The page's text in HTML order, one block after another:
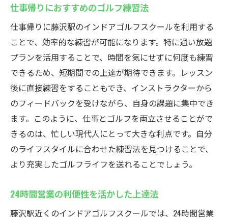
藤沢駅で体感できる新しいゴルフの楽しみ
方
ウテミルのシミュレーターを最大限活用す
る方法
藤沢駅徒歩圏内24時間営業のインドアゴルフス
クールでコスパ抜群の練習を
コストパフォーマンスに優れた通い放題プ
ラン
練習場選びで重視すべきポイント
藤沢駅近くでお得にゴルフを始める方法
月額制と通い放題プランの比較
藤沢駅周辺の他の練習場とウテミルの違い
コスパを重視したゴルフ練習の進め方
仕事帰りにおすすめのゴルフ練習法
仕事帰りに藤沢駅のインドアゴルフスクールを利用する
ことで、効率的な練習が可能になります。特に通い放題
プランを活用することで、時間を気にせずに何度も練習
できるため、短期間での上達が期待できます。レッスン
後に直接練習をすることもでき、インストラクターから
のフィードバックを受けながら、自身の課題に集中でき
ます。このように、仕事とゴルフを両立させることがで
きるのは、忙しい現代人にとって大きな利点です。自分
のライフスタイルに合わせた練習法を見つけることで、
より充実したゴルフライフを送れることでしょう。
24時間営業の利便性を活かした上達法
藤沢駅近くのインドアゴルフスクールでは、24時間営業